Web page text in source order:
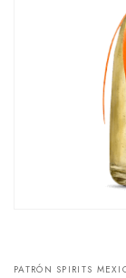
PATRÓN SPIRITS